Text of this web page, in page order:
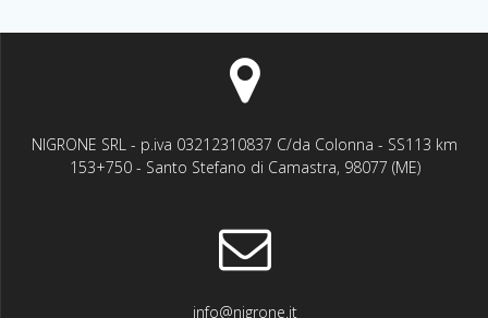
NIGRONE SRL - p.iva 03212310837 C/da Colonna - SS113 km
153+750 - Santo Stefano di Camastra, 98077 (ME)
info@nigrone.it